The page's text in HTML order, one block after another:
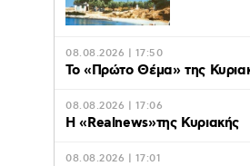
08.08.2026 | 17:50
Το «Πρώτο Θέμα» της
08.08.2026 | 17:06
Η «Realnews»της Κυριακής
08.08.2026 | 17:01